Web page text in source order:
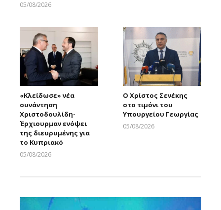
05/08/2026
«Κλείδωσε» νέα
συνάντηση
Χριστοδουλίδη-
Έρχιουρμαν ενόψει
της διευρυμένης για
το Κυπριακό
05/08/2026
Ο Χρίστος Σενέκης
στο τιμόνι του
Υπουργείου Γεωργίας
05/08/2026